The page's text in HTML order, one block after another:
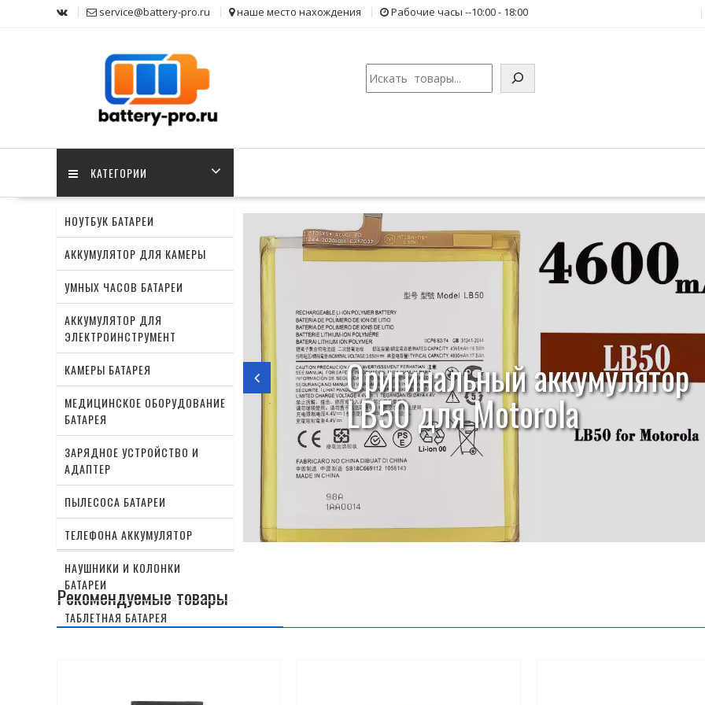
service@battery-pro.ru наше место нахождения Рабочие часы --10:00 - 18:00
Поиск
КАТЕГОРИИ
HОУТБУК БАТАРЕИ
АККУМУЛЯТОР ДЛЯ КАМЕРЫ
УМНЫХ ЧАСОВ БАТАРЕИ
АККУМУЛЯТОР ДЛЯ
ЭЛЕКТРОИНСТРУМЕНТ
КАМЕРЫ БАТАРЕЯ
МЕДИЦИНСКОЕ ОБОРУДОВАНИЕ
БАТАРЕЯ
ЗАРЯДНОЕ УСТРОЙСТВО И
АДАПТЕР
ПЫЛЕСОСА БАТАРЕИ
ТЕЛЕФОНА АККУМУЛЯТОР
НАУШНИКИ И КОЛОНКИ
БАТАРЕИ
ТАБЛЕТНАЯ БАТАРЕЯ
аккумулятор
Moto Z4 / G8 Оригинальный аккумулятор
LB50 для Motorola
Рекомендуемые товары